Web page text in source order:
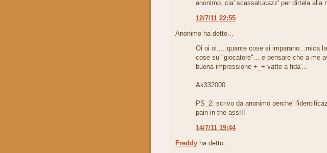
anonimo, cia' scassatucazz' per dirtela alla
12/7/11 22:55
Anonimo ha detto...
Oi oi oi.....quante cose si imparano...mica
cose su "giocatore"... e pensare che a me
buona impressione +_+ vatte a fida'...
Ak332000
PS_2: scrivo da anonimo perche'
pain in the ass!!!
14/7/11 19:44
Freddy ha detto...